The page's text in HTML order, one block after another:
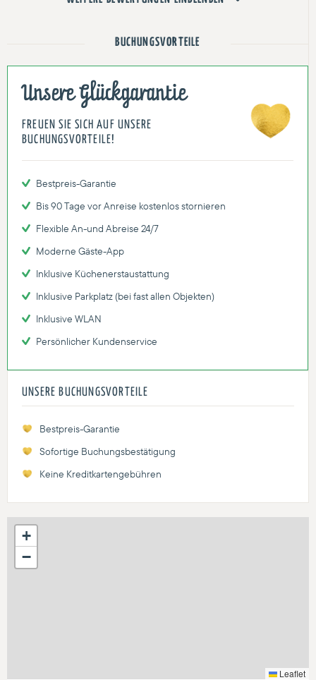
BUCHUNGSVORTEILE
Unsere Glückgarantie
FREUEN SIE SICH AUF UNSERE
BUCHUNGSVORTEILE!
Bestpreis-Garantie
Bis 90 Tage vor Anreise kostenlos stornieren
Flexible An-und Abreise 24/7
Moderne Gäste-App
Inklusive Küchenerstaustattung
Inklusive Parkplatz (bei fast allen Objekten)
Inklusive WLAN
Persönlicher Kundenservice
UNSERE BUCHUNGSVORTEILE
Bestpreis-Garantie
Sofortige Buchungsbestätigung
Keine Kreditkartengebühren
+
−
Leaflet